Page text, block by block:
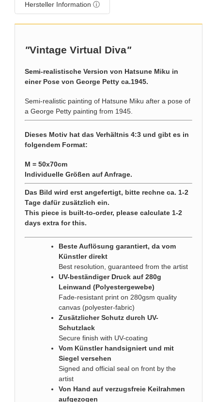
Hersteller Information ⓘ
"Vintage Virtual Diva"
Semi-realistische Version von Hatsune Miku in
einer Pose von George Petty ca.1945.
Semi-realistic painting of Hatsune Miku after a pose of
a George Petty painting from 1945.
Dieses Motiv hat das Verhältnis 4:3 und gibt es in
folgendem Format:
M = 50x70cm
Individuelle Größen auf Anfrage.
Das Bild wird erst angefertigt, bitte rechne ca. 1-2
Tage dafür zusätzlich ein.
This piece is built-to-order, please calculate 1-2
days extra for this.
Beste Auflösung garantiert, da vom
Künstler direkt
Best resolution, guaranteed from the artist
UV-beständiger Druck auf 280g
Leinwand (Polyestergewebe)
Fade-resistant print on 280gsm quality
canvas (polyester-fabric)
Zusätzlicher Schutz durch UV-
Schutzlack
Secure finish with UV-coating
Vom Künstler handsigniert und mit
Siegel versehen
Signed and official seal on front by the
artist
Von Hand auf verzugsfreie Keilrahmen
aufgezogen